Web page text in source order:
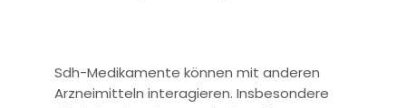
Sdh-Medikamente können mit anderen
Arzneimitteln interagieren. Insbesondere